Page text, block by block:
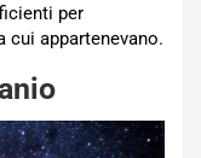
per
cui appartenevano.